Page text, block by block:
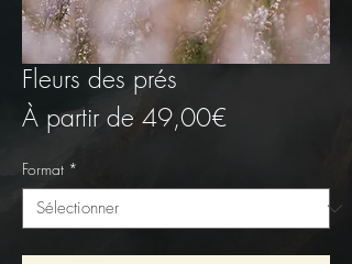
Fleurs des prés
À partir de 49,00€Prix
Format *